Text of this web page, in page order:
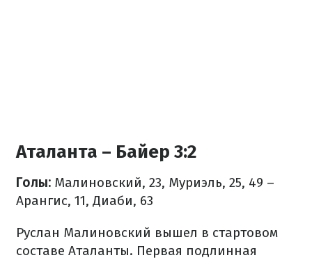
Аталанта – Байер 3:2
Голы: Малиновский, 23, Муриэль, 25, 49 –
Арангис, 11, Диаби, 63
Руслан Малиновский вышел в стартовом
составе Аталанты. Первая подлинная